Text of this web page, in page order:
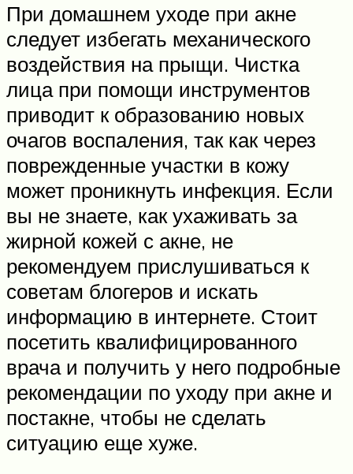
При домашнем уходе при акне
следует избегать механического
воздействия на прыщи. Чистка
лица при помощи инструментов
приводит к образованию новых
очагов воспаления, так как через
поврежденные участки в кожу
может проникнуть инфекция. Если
вы не знаете, как ухаживать за
жирной кожей с акне, не
рекомендуем прислушиваться к
советам блогеров и искать
информацию в интернете. Стоит
посетить квалифицированного
врача и получить у него подробные
рекомендации по уходу при акне и
постакне, чтобы не сделать
ситуацию еще хуже.